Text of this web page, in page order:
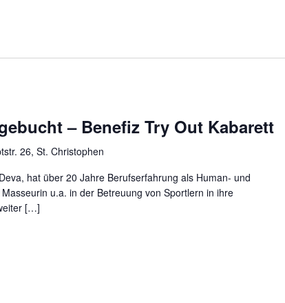
– Benefiz Try Out Kabarett
26, St. Christophen
hat über 20 Jahre Berufserfahrung als Human- und
u.a. in der Betreuung von Sportlern in ihre
[…]